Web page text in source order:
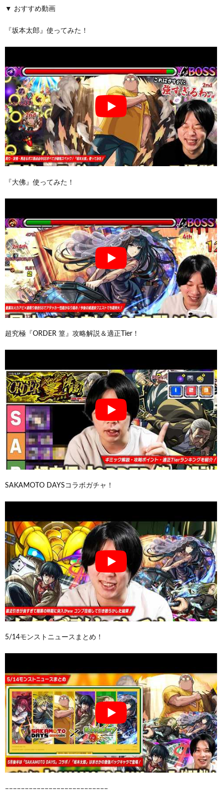
▼ おすすめ動画
『坂本太郎』使ってみた！
『大佛』使ってみた！
超究極『ORDER 篁』攻略解説＆適正Tier！
SAKAMOTO DAYSコラボガチャ！
5/14モンストニュースまとめ！
−−−−−−−−−−−−−−−−−−−−−−−−−−